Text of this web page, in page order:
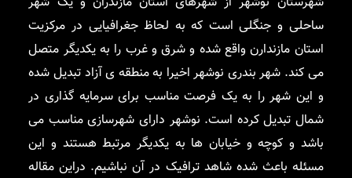
ساحلی و جنگلی است که به لحاظ جغرافیایی در مرکزیت
استان مازندارن واقع شده و شرق و غرب را به یکدیگر متصل
می کند. شهر بندری نوشهر اخیرا به منطقه ی آزاد تبدیل شده
و این شهر را به یک فرصت مناسب برای سرمایه گذاری در
شمال تبدیل کرده است. نوشهر دارای شهرسازی مناسب می
باشد و کوچه و خیابان ها به یکدیگر مرتبط هستند و این
مسئله باعث شده شاهد ترافیک در آن نباشیم. دراین مقاله